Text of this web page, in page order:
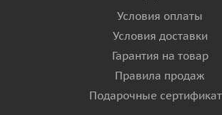
Условия оплаты
Условия доставки
Гарантия на товар
Правила продаж
Подарочные